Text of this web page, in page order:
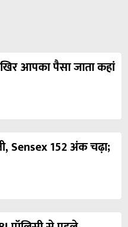
आपका पैसा जाता कहां
Sensex 152 अंक चढ़ा;